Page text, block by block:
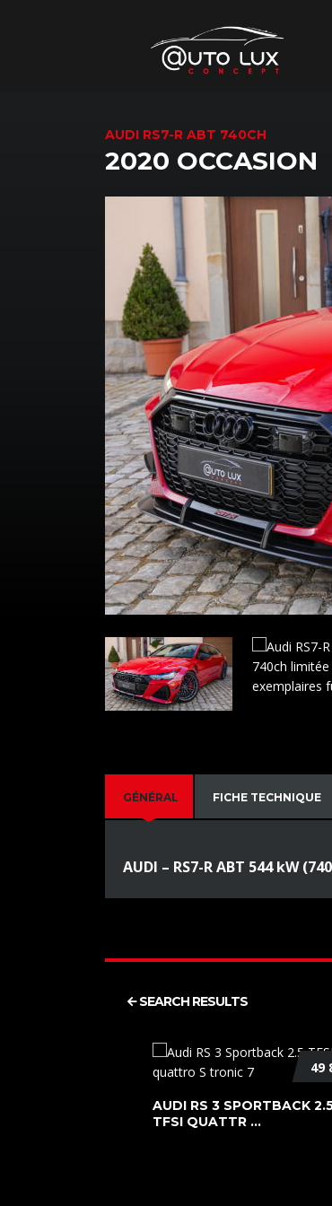
AUDI RS7-R ABT 740CH
2020 OCCASION
GÉNÉRAL FICHE TECHNIQUE
AUDI – RS7-R ABT 544 kW
SEARCH RESULTS
49
AUDI RS 3 SPORTBACK
TFSI QUATTR ...